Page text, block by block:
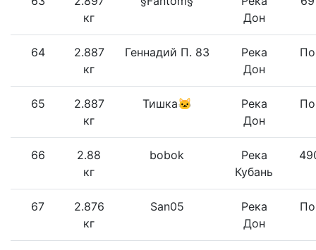
кг
Дон
64
2.887
кг
Геннадий П. 83
Река
Дон
65
2.887
кг
Тишка🐱
Река
Дон
66
2.88
кг
bobok
Река
Кубань
67
2.876
кг
San05
Река
Дон